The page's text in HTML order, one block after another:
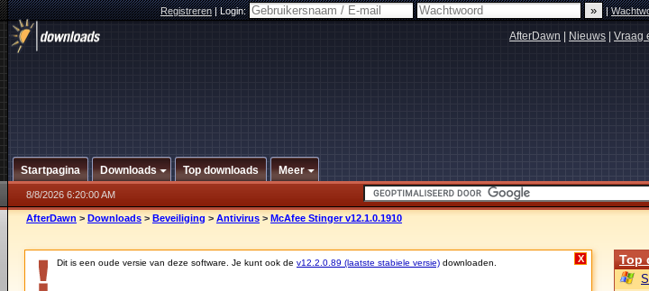
Registreren|Login: |
AfterDawn Nieuws Vraag
Startpagina Downloads Top downloads Meer
8/8/2026 6:20:00 AM
AfterDawn > Downloads > Beveiliging > Antivirus > McAfee Stinger v12.1.0.1910
Dit is een oude versie van deze software. Je kunt ook de v12.2.0.89 (laatste stabiele versie) downloaden. X Top